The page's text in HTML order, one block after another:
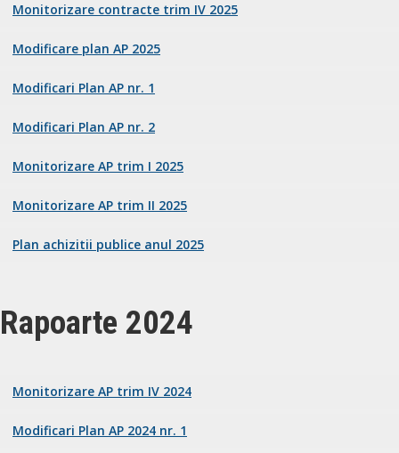
Monitorizare contracte trim IV 2025
Modificare plan AP 2025
Modificari Plan AP nr. 1
Modificari Plan AP nr. 2
Monitorizare AP trim I 2025
Monitorizare AP trim II 2025
Plan achizitii publice anul 2025
Rapoarte 2024
Monitorizare AP trim IV 2024
Modificari Plan AP 2024 nr. 1